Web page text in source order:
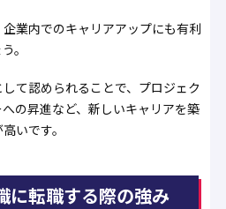
業内でのキャリアアップにも有利
。
て認められることで、プロジェク
の昇進など、新しいキャリアを築
いです。
に転職する際の強み